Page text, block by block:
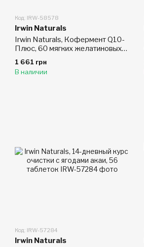
Код: IRW-58578
Irwin Naturals
Irwin Naturals, Кофермент Q10-
Плюс, 60 мягких желатиновых
1 661 грн
В наличии
Код: IRW-57284
Irwin Naturals